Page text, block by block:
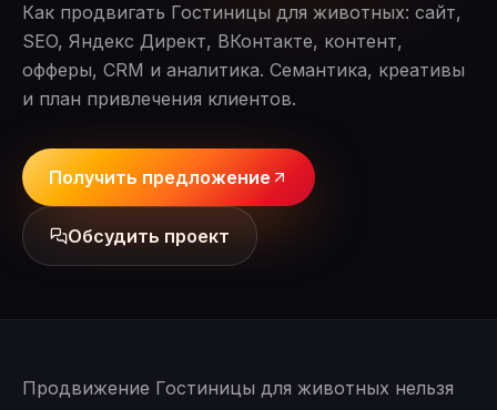
Как продвигать Гостиницы для животных: сайт,
SEO, Яндекс Директ, ВКонтакте, контент,
офферы, CRM и аналитика. Семантика, креативы
и план привлечения клиентов.
Получить предложение
Обсудить проект
Продвижение Гостиницы для животных нельзя